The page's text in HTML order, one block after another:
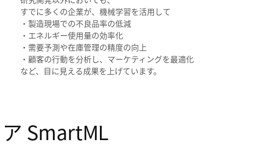
すでに多くの企業が、機械学習を活用して
・製造現場での不良品率の低減
・エネルギー使用量の効率化
・需要予測や在庫管理の精度の向上
・顧客の行動を分析し、マーケティングを最適化
など、目に見える成果を上げています。
SmartML